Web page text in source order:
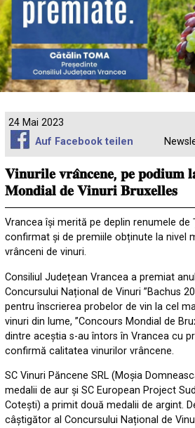
24 Mai 2023
Auf Facebook teilen
𝐕𝐢𝐧𝐮𝐫𝐢𝐥𝐞 𝐯𝐫𝐚̂𝐧𝐜𝐞𝐧𝐞, 𝐩𝐞 𝐩𝐨𝐝𝐢𝐮𝐦
𝐌𝐨𝐧𝐝𝐢𝐚𝐥 𝐝𝐞 𝐕𝐢𝐧𝐮𝐫𝐢 𝐁𝐫𝐮𝐱𝐞𝐥𝐥𝐞𝐬
Vrancea își merită pe deplin renumele de
confirmat și de premiile obținute la nivel
vrânceni de vinuri.
Consiliul Județean Vrancea a premiat
Concursului Național de Vinuri ”Bachus
pentru înscrierea probelor de vin la cel
vinuri din lume, ”Concours Mondial de
dintre aceștia s-au întors în Vrancea cu
confirmă calitatea vinurilor vrâncene.
SC Vinuri Păncene SRL (Moșia
medalii de aur și SC European Project
Cotești) a primit două medalii de argint.
câștigător al Concursului Național de